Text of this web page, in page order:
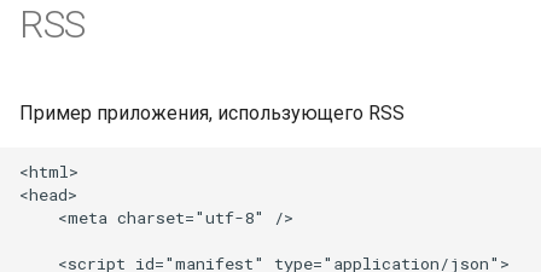
RSS
Пример приложения, использующего RSS
<html>
<head>
    <meta charset="utf-8" />
    <script id="manifest" type="application/json">